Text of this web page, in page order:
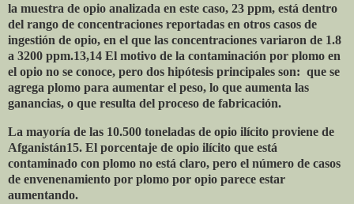
la muestra de opio analizada en este caso, 23 ppm, está dentro
del rango de concentraciones reportadas en otros casos de
ingestión de opio, en el que las concentraciones variaron de 1.8
a 3200 ppm.13,14 El motivo de la contaminación por plomo en
el opio no se conoce, pero dos hipótesis principales son: que se
agrega plomo para aumentar el peso, lo que aumenta las
ganancias, o que resulta del proceso de fabricación.
La mayoría de las 10.500 toneladas de opio ilícito proviene de
Afganistán15. El porcentaje de opio ilícito que está
contaminado con plomo no está claro, pero el número de casos
de envenenamiento por plomo por opio parece estar
aumentando.